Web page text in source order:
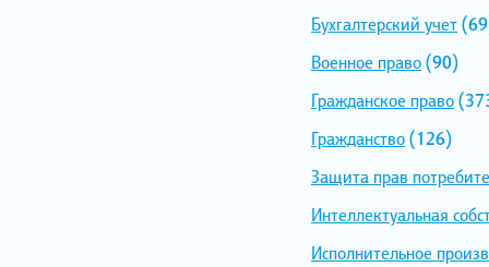
Бухгалтерский учет
Военное право(90)
Гражданское право
Гражданство(126)
Защита прав
Интеллектуальная
Исполнительное